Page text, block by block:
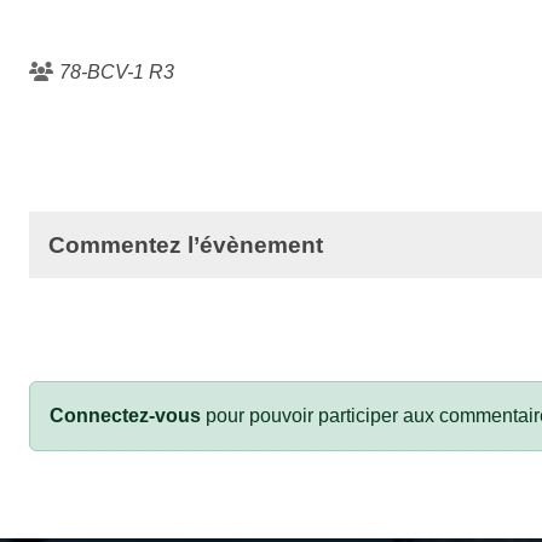
78-BCV-1 R3
Commentez l’évènement
Connectez-vous pour pouvoir participer aux